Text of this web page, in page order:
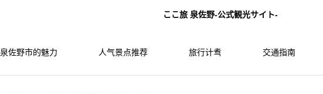
ここ旅 泉佐野-公式観光サイト-
泉佐野市的魅力 人气景点推荐 旅行计䎞 交通指南